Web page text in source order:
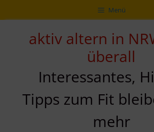
Inhalt
zur
Navigation
Inhalt
Menü
aktiv altern in
überall
Interessantes,
Tipps zum Fit
mehr